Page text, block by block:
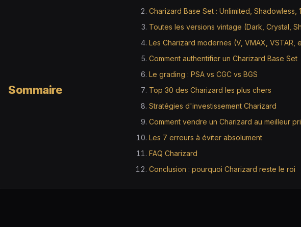
Sommaire
Charizard Base Set : Unlimited, Shadowless,
Toutes les versions vintage (Dark, Crystal,
Les Charizard modernes (V, VMAX, VSTAR,
Comment authentifier un Charizard Base Set
Le grading : PSA vs CGC vs BGS
Top 30 des Charizard les plus chers
Stratégies d'investissement Charizard
Comment vendre un Charizard au meilleur
Les 7 erreurs à éviter absolument
FAQ Charizard
Conclusion : pourquoi Charizard reste le roi